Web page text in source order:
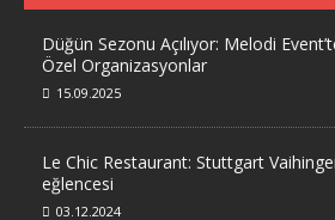
Düğün Sezonu Açılıyor: Melodi
Özel Organizasyonlar
15.09.2025
Le Chic Restaurant: Stuttgart
eğlencesi
03.12.2024